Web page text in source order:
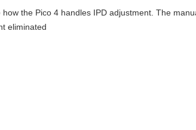
how the Pico 4 handles IPD adjustment. The
eliminated！